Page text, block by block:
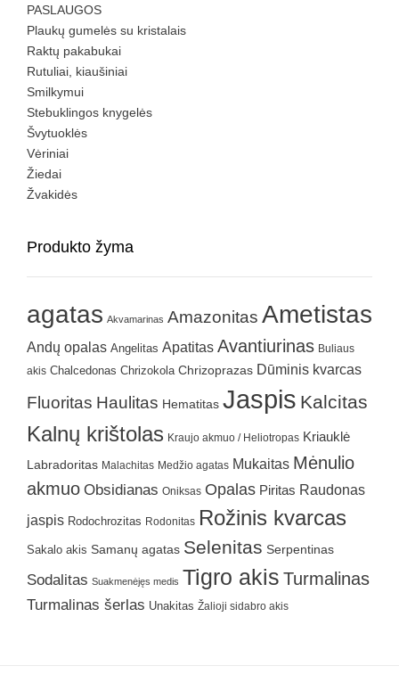
PASLAUGOS
Plaukų gumelės su kristalais
Raktų pakabukai
Rutuliai, kiaušiniai
Smilkymui
Stebuklingos knygelės
Švytuoklės
Vėriniai
Žiedai
Žvakidės
Produkto žyma
agatas Akvamarinas Amazonitas Ametistas
Andų opalas Angelitas Apatitas Avantiurinas Buliaus
akis Chalcedonas Chrizokola Chrizoprazas Dūminis kvarcas
Fluoritas Haulitas Hematitas Jaspis Kalcitas
Kalnų krištolas Kraujo akmuo / Heliotropas Kriauklė
Labradoritas Malachitas Medžio agatas Mukaitas Mėnulio
akmuo Obsidianas Oniksas Opalas Piritas Raudonas
jaspis Rodochrozitas Rodonitas Rožinis kvarcas
Sakalo akis Samanų agatas Selenitas Serpentinas
Sodalitas Suakmenėjęs medis Tigro akis Turmalinas
Turmalinas šerlas Unakitas Žalioji sidabro akis